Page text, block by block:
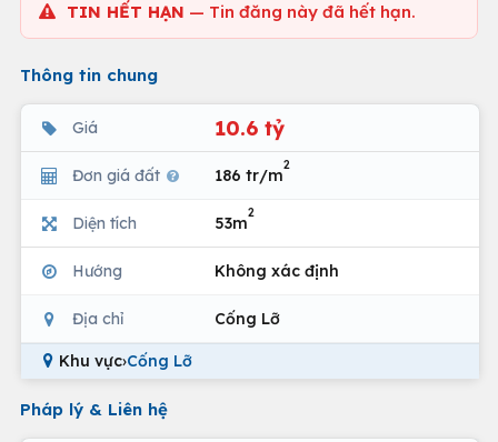
TIN HẾT HẠN — Tin đăng này đã hết hạn.
Thông tin chung
Giá 10.6 tỷ
Đơn giá đất 186 tr/m
2
Diện tích 53m
2
Hướng Không xác định
Địa chỉ Cống Lỡ
Khu vực›Cống Lỡ
Pháp lý & Liên hệ